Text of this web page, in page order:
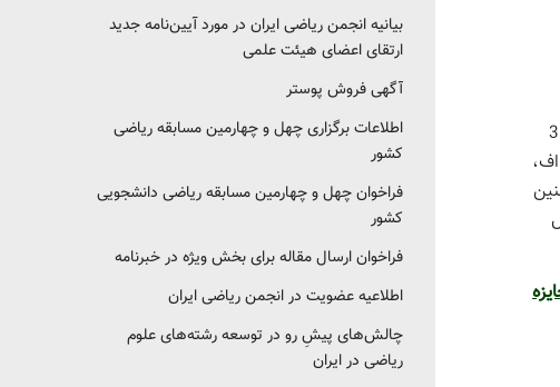
انجمن، دعوت می‌شود که حداکثر تا 31
جایزه
بیانیه انجمن ریاضی ایران در مورد آیین‌نامه جدید
ارتقای اعضای هیئت علمی
آگهی فروش پوستر
اطلاعات برگزاری چهل و چهارمین مسابقه ریاضی
کشور
فراخوان چهل و چهارمین مسابقه ریاضی دانشجویی
کشور‎‎
فراخوان ارسال مقاله برای بخش ویژه در خبرنامه
اطلاعیه عضویت در انجمن ریاضی ایران
چالش‌های پیشِ رو در توسعه رشته‌های علوم
ریاضی در ایران